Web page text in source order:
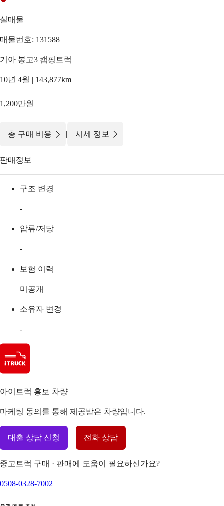
실매물
매물번호: 131588
기아 봉고3 캠핑트럭
10년 4월 | 143,877km
1,200만원
총 구매 비용 | 시세 정보
판매정보
구조 변경
-
압류/저당
-
보험 이력
미공개
소유자 변경
-
아이트럭 홍보 차량
마케팅 동의를 통해 제공받은 차량입니다.
대출 상담 신청 전화 상담
중고트럭 구매 · 판매에 도움이 필요하신가요?
0508-0328-7002